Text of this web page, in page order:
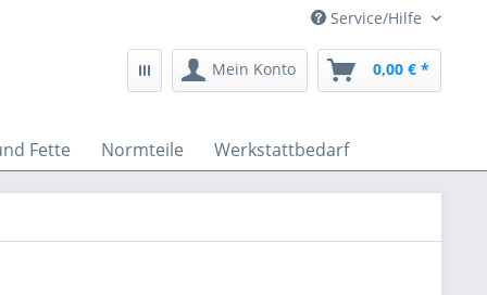
Service/Hilfe
Mein Konto 0,00 € *
Fette Normteile Werkstattbedarf